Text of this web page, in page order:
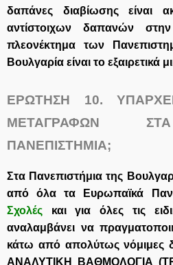
δαπάνες διαβίωσης είναι
αντίστοιχων δαπανών
πλεονέκτημα των
Βουλγαρία είναι το εξαιρετικά
ΕΡΩΤΗΣΗ 10.
ΜΕΤΑΓΡΑΦΩΝ
ΠΑΝΕΠΙΣΤΗΜΙΑ;
Στα Πανεπιστήμια της
από όλα τα Ευρωπαϊκά
Σχολές και για όλες τις
αναλαμβάνει να
κάτω από απολύτως νόμιμες
ΑΝΑΛΥΤΙΚΗ ΒΑΘΜΟΛΟΓΙΑ (